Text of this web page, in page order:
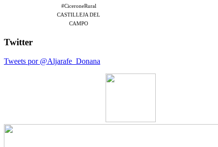
#CiceroneRural
CASTILLEJA DEL
CAMPO
Twitter
Tweets por @Aljarafe_Donana